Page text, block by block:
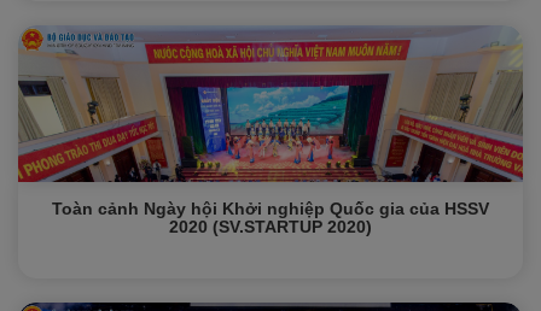
Toàn cảnh Ngày hội Khởi nghiệp Quốc gia của HSSV
2020 (SV.STARTUP 2020)